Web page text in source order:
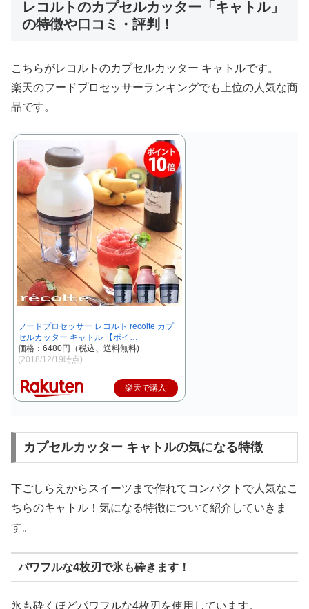
レコルトのカプセルカッター「キャトル」
の特徴や口コミ・評判！
こちらがレコルトのカプセルカッター キャトルです。
楽天のフードプロセッサーランキングでも上位の人気な商
品です。
フードプロセッサー レコルト recolte カプ
セルカッター キャトル 【ポイ…
価格：6480円（税込、送料無料)
(2018/12/19時点)
楽天で購入
カプセルカッター キャトルの気になる特徴
下ごしらえからスイーツまで作れてコンパクトで人気なこ
ちらのキャトル！気になる特徴について紹介していきま
す。
パワフルな4枚刃で氷も砕きます！
氷も砕くほどパワフルな4枚刃を使用しています。